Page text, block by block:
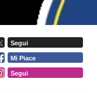
Segui
Mi Piace
Segui